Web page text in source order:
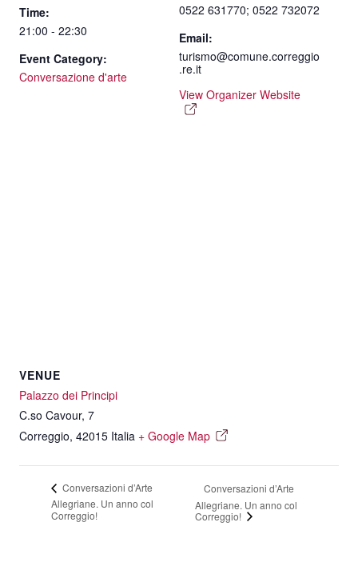
Time:
21:00 - 22:30
Event Category:
Conversazione d'arte
0522 631770; 0522 732072
Email:
turismo@comune.correggio
.re.it
View Organizer Website
VENUE
Palazzo dei Principi
C.so Cavour, 7
Correggio, 42015 Italia + Google Map
Conversazioni d’Arte
Allegriane. Un anno col
Correggio!
Conversazioni d’Arte
Allegriane. Un anno col
Correggio!